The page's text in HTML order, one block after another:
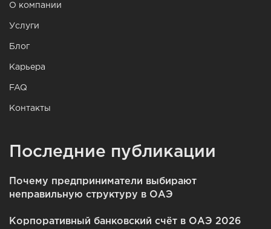
О компании
Услуги
Блог
Карьера
FAQ
Контакты
Последние публикации
Почему предприниматели выбирают
неправильную структуру в ОАЭ
Корпоративный банковский счёт в ОАЭ 2026